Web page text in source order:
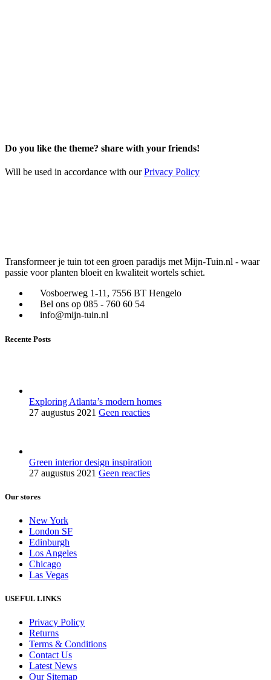
Do you like the theme? share with your friends!
Will be used in accordance with ourPrivacy Policy
Transformeer je tuin tot een groen paradijs met Mijn-Tuin.nl - waar
passie voor planten bloeit en kwaliteit wortels schiet.
Vosboerweg 1-11, 7556 BT Hengelo
Bel ons op 085 - 760 60 54
info@mijn-tuin.nl
Recente Posts
Exploring Atlanta’s modern homes
27 augustus 2021 Geen reacties
Green interior design inspiration
27 augustus 2021 Geen reacties
Our stores
New York
London SF
Edinburgh
Los Angeles
Chicago
Las Vegas
USEFUL LINKS
Privacy Policy
Returns
Terms & Conditions
Contact Us
Latest News
Our Sitemap